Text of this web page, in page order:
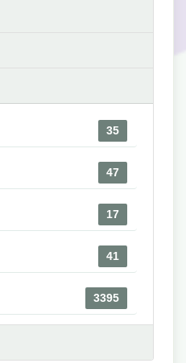
35
47
17
41
3395